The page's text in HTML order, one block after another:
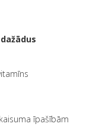
dažādus
īpašībām